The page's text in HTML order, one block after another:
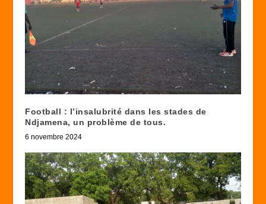
Football : l’insalubrité dans les stades de
Ndjamena, un problème de tous.
6 novembre 2024